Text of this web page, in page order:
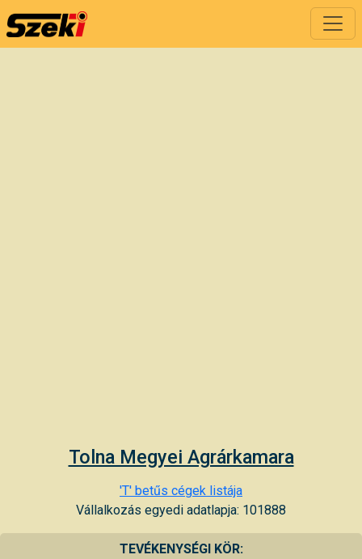
Tolna Megyei Agrárkamara
'T' betűs cégek listája
Vállalkozás egyedi adatlapja: 101888
TEVÉKENYSÉGI KÖR: